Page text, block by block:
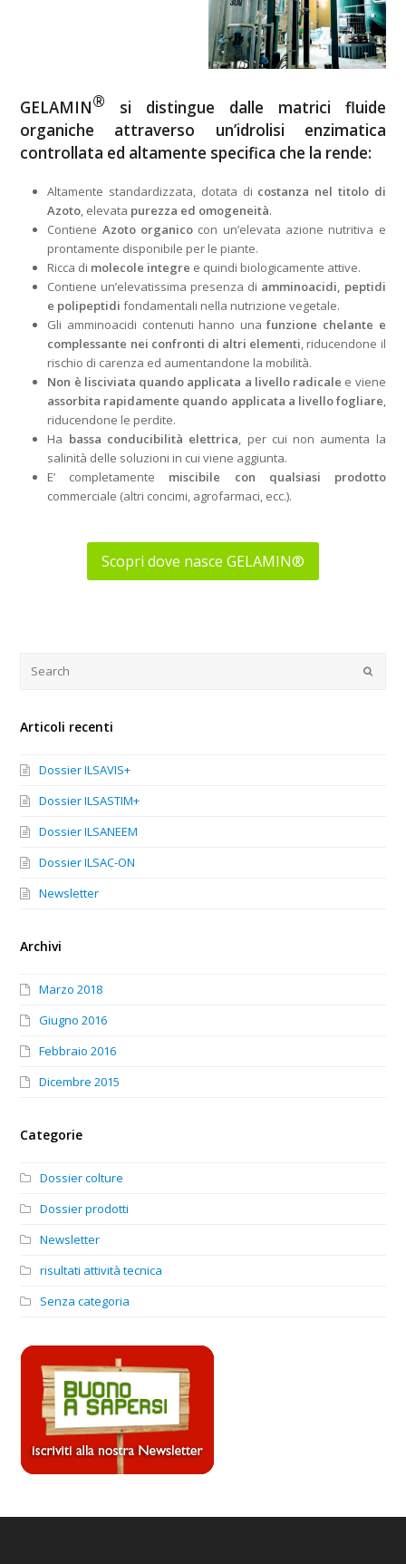
GELAMIN® si distingue dalle matrici fluide
organiche attraverso un’idrolisi enzimatica
controllata ed altamente specifica che la rende:
Altamente standardizzata, dotata di costanza nel titolo di
Azoto, elevata purezza ed omogeneità.
Contiene Azoto organico con un’elevata azione nutritiva e
prontamente disponibile per le piante.
Ricca di molecole integre e quindi biologicamente attive.
Contiene un’elevatissima presenza di amminoacidi, peptidi
e polipeptidi fondamentali nella nutrizione vegetale.
Gli amminoacidi contenuti hanno unafunzione chelante e
complessante nei confronti di altri elementi, riducendone il
rischio di carenza ed aumentandone la mobilità.
Non è lisciviata quando applicata a livello radicale e viene
assorbita rapidamente quando applicata a livello fogliare,
riducendone le perdite.
Ha bassa conducibilità elettrica, per cui non aumenta la
salinità delle soluzioni in cui viene aggiunta.
E’ completamente miscibile con qualsiasi prodotto
commerciale (altri concimi, agrofarmaci, ecc.).
Scopri dove nasce GELAMIN®
Articoli recenti
Dossier ILSAVIS+
Dossier ILSASTIM+
Dossier ILSANEEM
Dossier ILSAC-ON
Newsletter
Archivi
Marzo 2018
Giugno 2016
Febbraio 2016
Dicembre 2015
Categorie
Dossier colture
Dossier prodotti
Newsletter
risultati attività tecnica
Senza categoria